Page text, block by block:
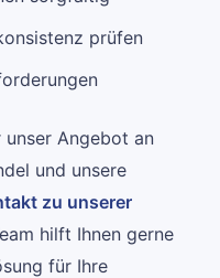
prüfen
Angebot an
und unsere
zu unserer
hilft Ihnen gerne
für Ihre